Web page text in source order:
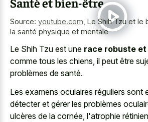
Source: youtube.com Le Shih Tzu et
la santé physique et mentale
Le Shih Tzu est une race robuste et
comme tous les chiens, il peut être
problèmes de santé.
Les examens oculaires réguliers sont
détecter et gérer les problèmes
ulcères de la cornée, l'atrophie